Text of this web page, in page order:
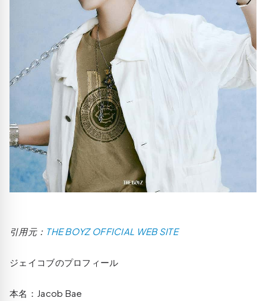
引用元： THE BOYZ OFFICIAL WEB SITE
ジェイコブのプロフィール
本名：Jacob Bae